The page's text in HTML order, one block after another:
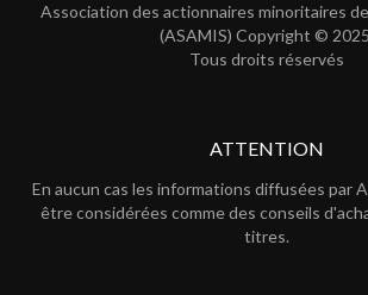
Association des actionnaires minoritaires
(ASAMIS) Copyright ©
Tous droits réservés
ATTENTION
En aucun cas les informations diffusées par
être considérées comme des conseils
titres.